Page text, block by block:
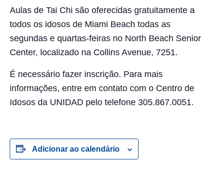
Aulas de Tai Chi são oferecidas gratuitamente a
todos os idosos de Miami Beach todas as
segundas e quartas-feiras no North Beach Senior
Center, localizado na Collins Avenue, 7251.
É necessário fazer inscrição. Para mais
informações, entre em contato com o Centro de
Idosos da UNIDAD pelo telefone 305.867.0051.
Adicionar ao calendário